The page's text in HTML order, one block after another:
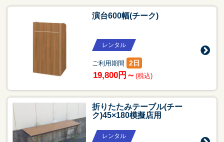
演台600幅(チーク)
レンタル
ご利用期間 2日
19,800円～ (税込)
折りたたみテーブル(チー
ク)45×180模擬店用
レンタル